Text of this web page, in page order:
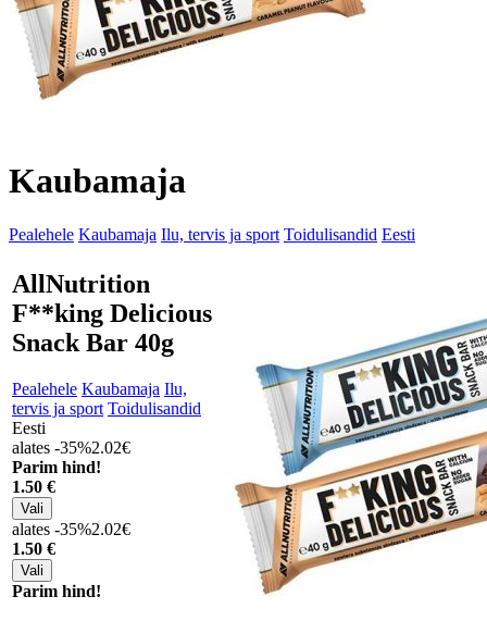
Kaubamaja
Pealehele Kaubamaja Ilu, tervis ja sport Toidulisandid Eesti
AllNutrition
F**king Delicious
Snack Bar 40g
Pealehele Kaubamaja Ilu,
tervis ja sport Toidulisandid
Eesti
alates -35%2.02€
Parim hind!
1.50 €
alates -35%2.02€
1.50 €
Parim hind!